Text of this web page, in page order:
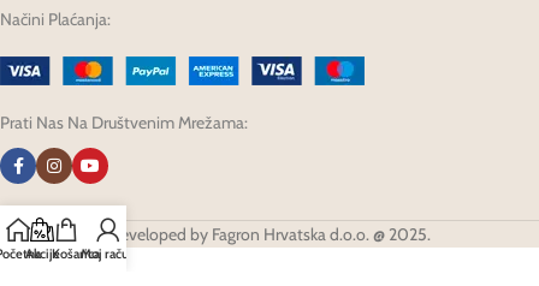
Načini Plaćanja:
Prati Nas Na Društvenim Mrežama:
Developed by Fagron Hrvatska d.o.o. @ 2025.
AkcijeKošaricaMoj račun